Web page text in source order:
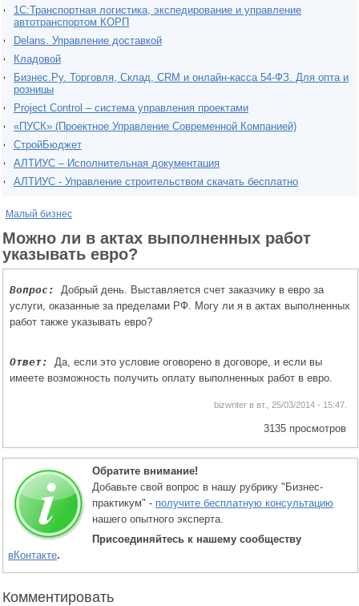
1С:Транспортная логистика, экспедирование и управление
автотранспортом КОРП
Delans. Управление доставкой
Кладовой
Бизнес.Ру. Торговля, Склад, CRM и онлайн-касса 54-ФЗ. Для опта и
розницы
Project Сontrol – система управления проектами
«ПУСК» (Проектное Управление Современной Компанией)
СтройБюджет
АЛТИУС – Исполнительная документация
АЛТИУС - Управление строительством скачать бесплатно
Малый бизнес
Можно ли в актах выполненных работ
указывать евро?
Вопрос: Добрый день. Выставляется счет заказчику в евро за
услуги, оказанные за пределами РФ. Могу ли я в актах выполненных
работ также указывать евро?
Ответ: Да, если это условие оговорено в договоре, и если вы
имеете возможность получить оплату выполненных работ в евро.
bizwriter в вт., 25/03/2014 - 15:47.
3135 просмотров
Обратите внимание!
Добавьте свой вопрос в нашу рубрику "Бизнес-
практикум" - получите бесплатную консультацию
нашего опытного эксперта.
Присоединяйтесь к нашему сообществу
вКонтакте.
Комментировать